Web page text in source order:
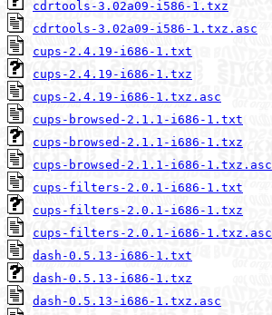
cdrtools-3.02a09-i586-1.txz
cdrtools-3.02a09-i586-1.txz.asc
cups-2.4.19-i686-1.txt
cups-2.4.19-i686-1.txz
cups-2.4.19-i686-1.txz.asc
cups-browsed-2.1.1-i686-1.txt
cups-browsed-2.1.1-i686-1.txz
cups-browsed-2.1.1-i686-1.txz.asc
cups-filters-2.0.1-i686-1.txt
cups-filters-2.0.1-i686-1.txz
cups-filters-2.0.1-i686-1.txz.asc
dash-0.5.13-i686-1.txt
dash-0.5.13-i686-1.txz
dash-0.5.13-i686-1.txz.asc